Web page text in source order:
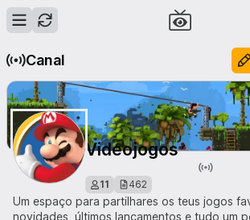
Canal
Videojogos
11
462
Um espaço para partilhares os teus jogos
novidades, últimos lançamentos e tudo um